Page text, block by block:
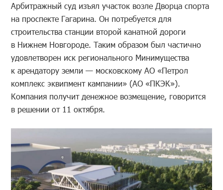
Арбитражный суд изъял участок возле Дворца спорта
на проспекте Гагарина. Он потребуется для
строительства станции второй канатной дороги
в Нижнем Новгороде. Таким образом был частично
удовлетворен иск регионального Минимущества
к арендатору земли — московскому АО «Петрол
комплекс эквипмент кампании» (АО «ПКЭК»).
Компания получит денежное возмещение, говорится
в решении от 11 октября.